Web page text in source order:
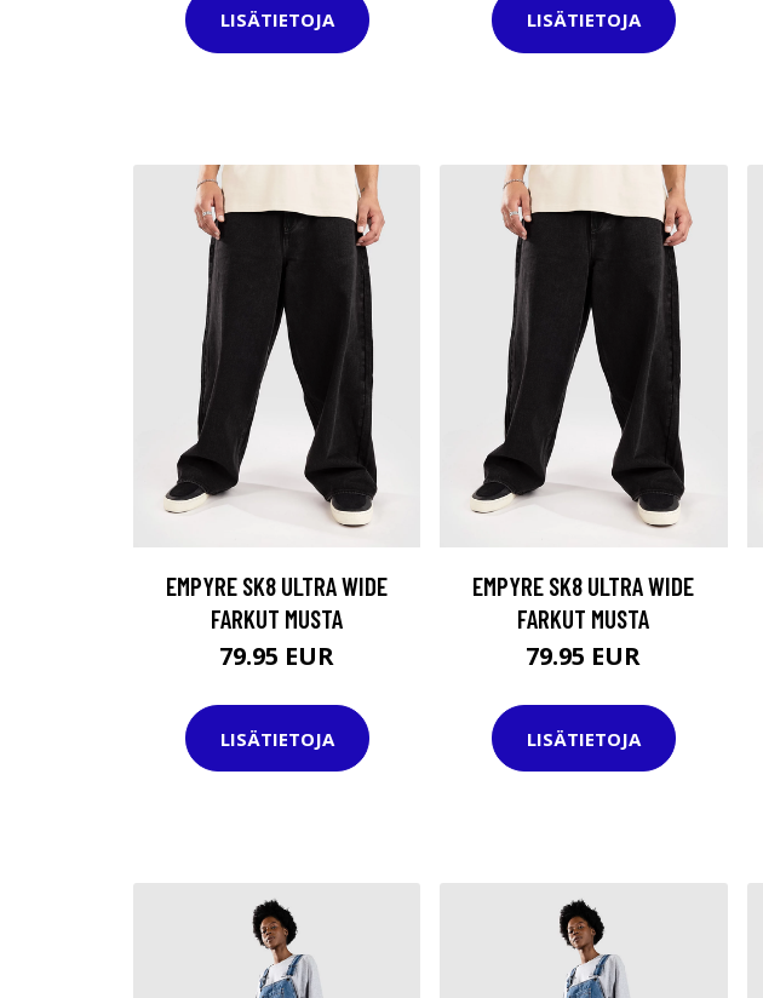
LISÄTIETOJA LISÄTIETOJA
EMPYRE SK8 ULTRA WIDE
FARKUT MUSTA
79.95 EUR
LISÄTIETOJA
EMPYRE SK8 ULTRA WIDE
FARKUT MUSTA
79.95 EUR
LISÄTIETOJA